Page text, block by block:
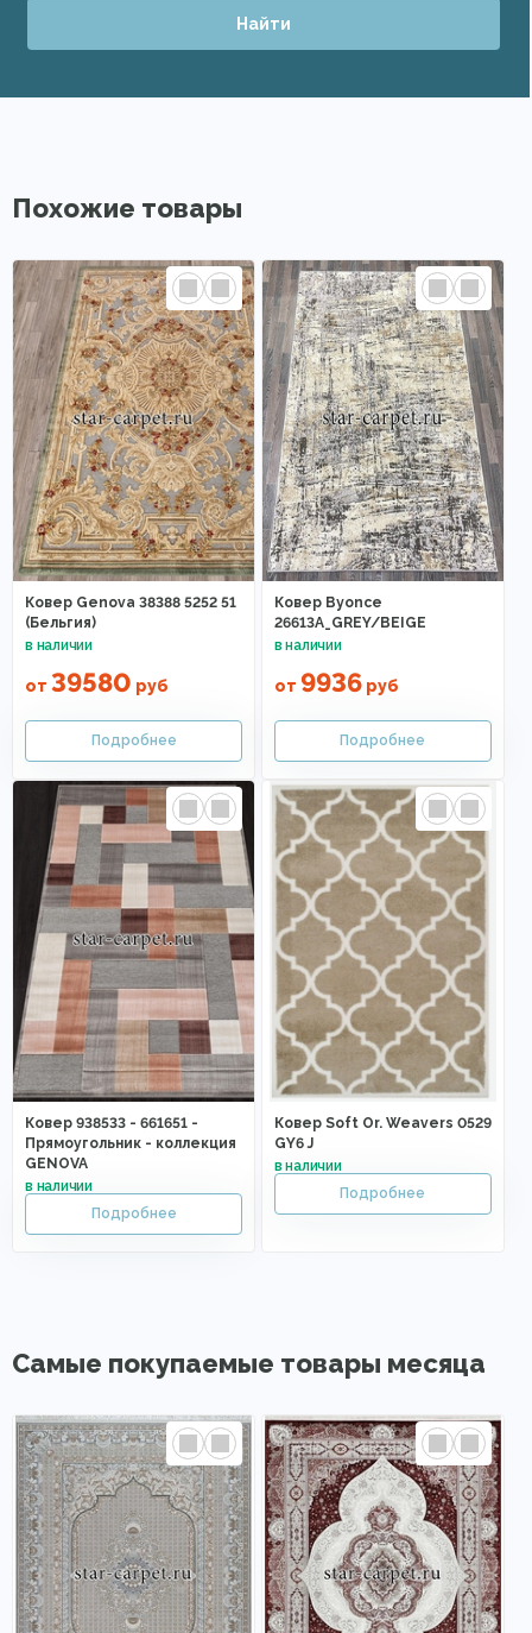
Найти
Похожие товары
Ковер Genova 38388 5252 51
(Бельгия)
от 39580 руб
Ковер Byonce
26613A_GREY/BEIGE
от 9936руб
Ковер 938533 - 661651 -
Прямоугольник - коллекция
GENOVA
Ковер Soft Or. Weavers 0529
GY6 J
Самые покупаемые товары месяца